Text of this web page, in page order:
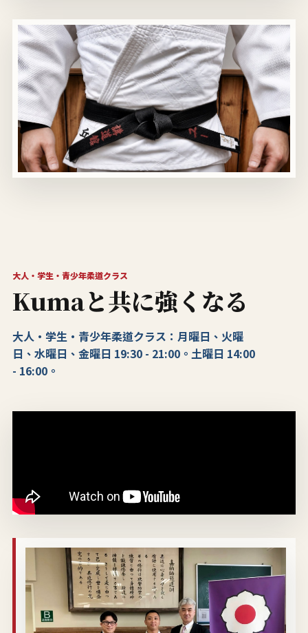
大人・学生・青少年柔道クラス
Kumaと共に強くなる
大人・学生・青少年柔道クラス：月曜日、火曜
日、水曜日、金曜日 19:30 - 21:00。土曜日 14:00
- 16:00。